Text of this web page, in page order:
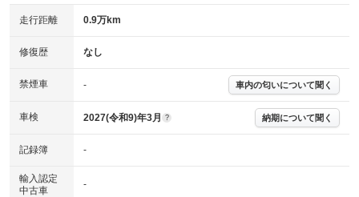
※グー故障診断は保証サービスではございません。購入時は必ず現車をご
※実際にお渡しする故障診断書につきましては、形式および表示項目が異
※グー故障診断書はあくまでも実施時点での診断結果となります。将来に
わたり車両状態を担保するものではありませんので、車両情報等の詳細は
走行距離 0.9万km
修復歴 なし
禁煙車 - 車内の匂いについて聞く
車検 2027(令和9)年3月 ? 納期について聞く
記録簿 -
輸入認定
中古車
-